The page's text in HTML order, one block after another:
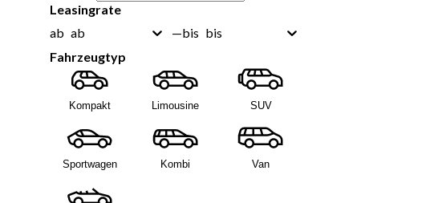
Leasingrate
ab ab —bis bis
Fahrzeugtyp
Kompakt Limousine SUV
Sportwagen Kombi Van